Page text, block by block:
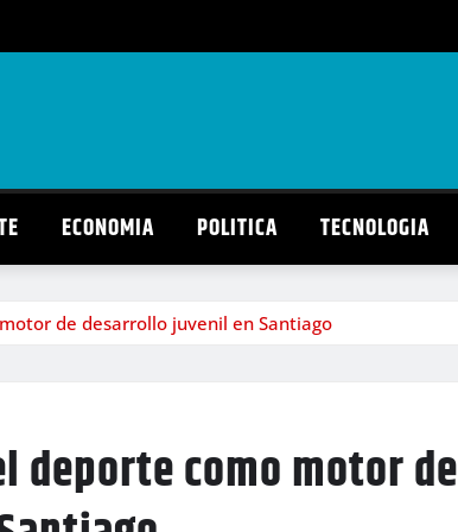
ECONOMIA POLITICA TECNOLOGIA
de desarrollo juvenil en Santiago
deporte como motor de